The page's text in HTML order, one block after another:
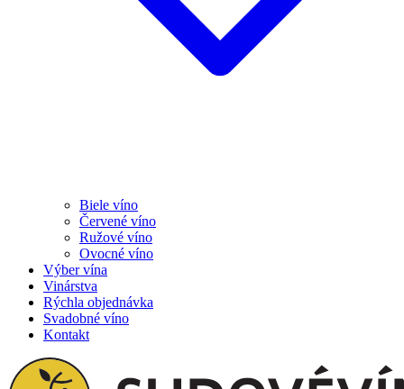
Biele víno
Červené víno
Ružové víno
Ovocné víno
Výber vína
Vinárstva
Rýchla objednávka
Svadobné víno
Kontakt